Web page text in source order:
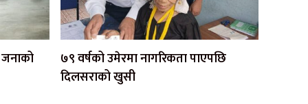
७९ वर्षको उमेरमा नागरिकता पाएपछि
दिलसराको खुसी